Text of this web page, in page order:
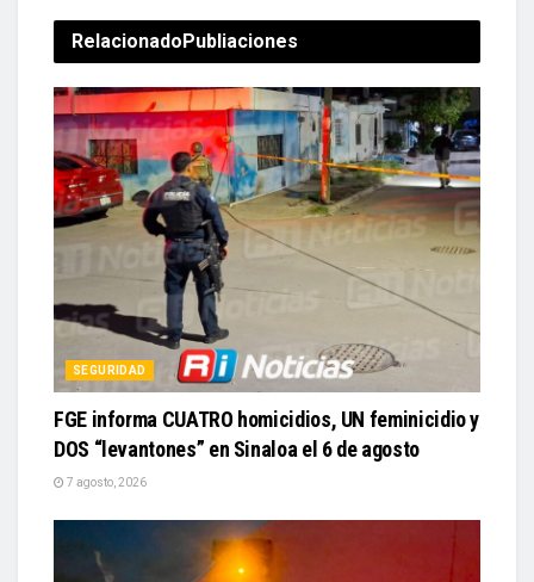
RelacionadoPubliaciones
SEGURIDAD
FGE informa CUATRO homicidios, UN feminicidio y
DOS “levantones” en Sinaloa el 6 de agosto
7 agosto, 2026